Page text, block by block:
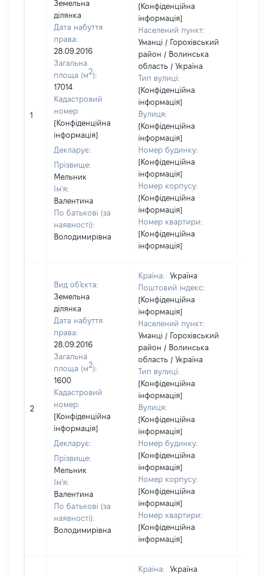
1
Земельна
ділянка
Дата набуття
права:
28.09.2016
Загальна
площа (м2):
17014
Кадастровий
номер:
[Конфіденційна
інформація]
Декларує:
Прізвище:
Мельник
Ім'я:
Валентина
По батькові (за
наявності):
Володимирівна
[Конфіденційна
інформація]
Населений пункт:
Уманці / Горохівський
район / Волинська
область / Україна
Тип вулиці:
[Конфіденційна
інформація]
Вулиця:
[Конфіденційна
інформація]
Номер будинку:
[Конфіденційна
інформація]
Номер корпусу:
[Конфіденційна
інформація]
Номер квартири:
[Конфіденційна
інформація]
2
Вид об'єкта:
Земельна
ділянка
Дата набуття
права:
28.09.2016
Загальна
площа (м2):
1600
Кадастровий
номер:
[Конфіденційна
інформація]
Декларує:
Прізвище:
Мельник
Ім'я:
Валентина
По батькові (за
наявності):
Володимирівна
Країна:
Україна
Поштовий індекс:
[Конфіденційна
інформація]
Населений пункт:
Уманці / Горохівський
район / Волинська
область / Україна
Тип вулиці:
[Конфіденційна
інформація]
Вулиця:
[Конфіденційна
інформація]
Номер будинку:
[Конфіденційна
інформація]
Номер корпусу:
[Конфіденційна
інформація]
Номер квартири:
[Конфіденційна
інформація]
Країна:
Україна